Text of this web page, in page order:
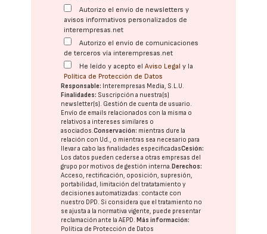
Autorizo el envío de newsletters y
avisos informativos personalizados de
interempresas.net
Autorizo el envío de comunicaciones
de terceros vía interempresas.net
He leído y acepto elAviso Legal y la
Política de Protección de Datos
Responsable: Interempresas Media, S.L.U.
Finalidades: Suscripción a nuestra(s)
newsletter(s). Gestión de cuenta de usuario.
Envío de emails relacionados con la misma o
relativos a intereses similares o
asociados.Conservación: mientras dure la
relación con Ud., o mientras sea necesario para
llevar a cabo las finalidades especificadasCesión:
Los datos pueden cederse a otras empresas del
grupo por motivos de gestión interna. Derechos:
Acceso, rectificación, oposición, supresión,
portabilidad, limitación del tratatamiento y
decisiones automatizadas: contacte con
nuestro DPD. Si considera que el tratamiento no
se ajusta a la normativa vigente, puede presentar
reclamación ante laAEPD. Más información:
Política de Protección de Datos